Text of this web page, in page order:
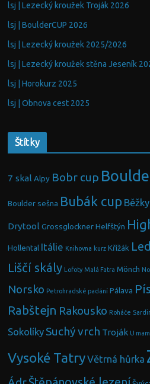
lsj | Lezecký kroužek Troják 2026
lsj | BoulderCUP 2026
lsj | Lezecký kroužek 2025/2026
lsj | Lezecký kroužek stěna Jeseník
lsj | Horokurz 2025
lsj | Obnova cest 2025
Štítky
7 skal Alpy Bobr cup
Boulder sešna Bubák cup Běžky
Drytool Grossglockner Helfštýn
Hollental Itálie Knihovna kurz Křížák
Liščí skály Lofoty Malá Fatra Mönch
Norsko Petrohradské padání Pálava
Rabštejn Rakousko Roháče
Sokolíky Suchý vrch Troják U
Vysoké TatryVětrná hůrka